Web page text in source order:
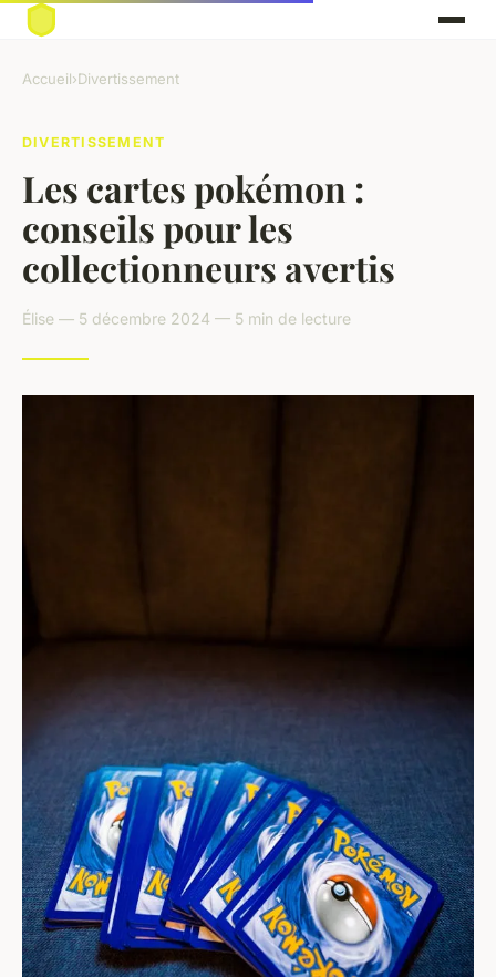
Accueil›Divertissement
DIVERTISSEMENT
Les cartes pokémon :
conseils pour les
collectionneurs avertis
Élise — 5 décembre 2024 — 5 min de lecture